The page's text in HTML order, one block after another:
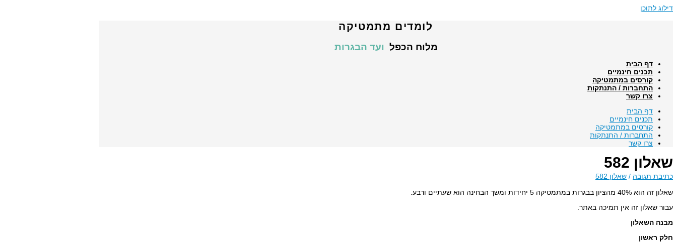
דילוג לתוכן
לומדים מתמטיקה
מלוח הכפל ועד הבגרות
דף הבית
תכנים חינמיים
קורסים במתמטיקה
התחברות / התנתקות
צרו קשר
דף הבית
תכנים חינמיים
קורסים במתמטיקה
התחברות / התנתקות
צרו קשר
שאלון 582
כתיבת תגובה / שאלון 582
שאלון זה הוא 40% מהציון בבגרות במתמטיקה 5 יחידות ומשך הבחינה הוא שעתיים ורבע.
עבור שאלון זה אין תמיכה באתר.
מבנה השאלון
חלק ראשון